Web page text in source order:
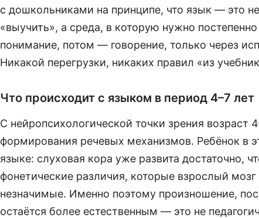
с дошкольниками на принципе, что язык — это
«выучить», а среда, в которую нужно
понимание, потом — говорение, только через
Никакой перегрузки, никаких правил «из
Что происходит с языком в период 4–7 лет
С нейропсихологической точки зрения возраст
формирования речевых механизмов. Ребёнок в
языке: слуховая кора уже развита достаточно,
фонетические различия, которые взрослый мозг
незначимые. Именно поэтому произношение,
остаётся более естественным — это не